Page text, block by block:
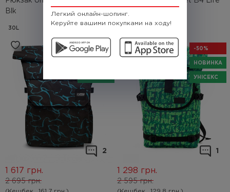
Легкий онлайн-шопинг.
Керуйте вашими покупками на ходу!
Blk
30L
-40%
2
2 695 грн.
1 617 грн.
-50%
НОВИНКА
УНІСЕКС
1
2 595 грн.
1 298 грн.